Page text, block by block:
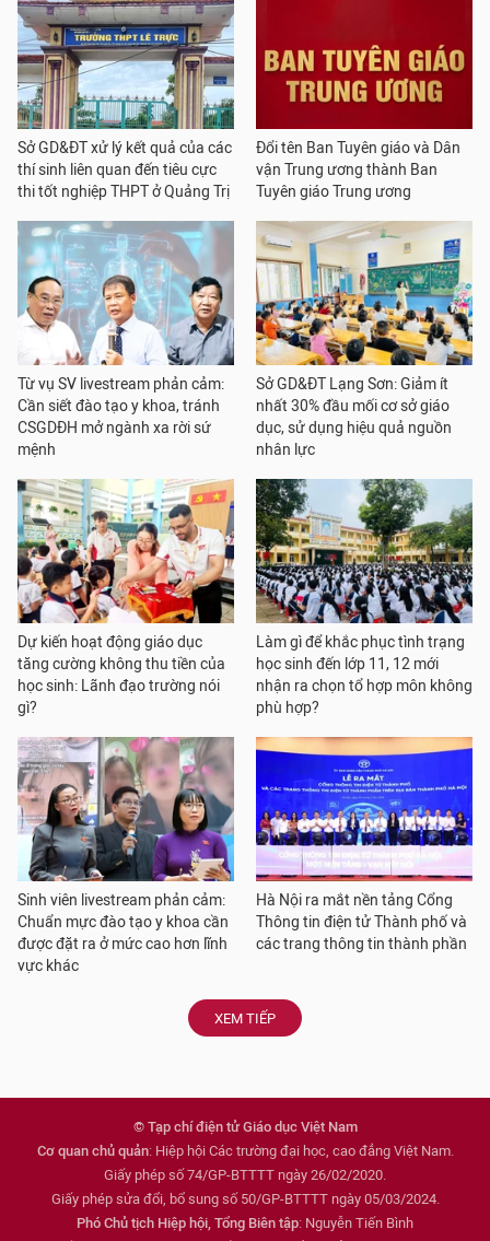
Sở GD&ĐT xử lý kết quả của các
thí sinh liên quan đến tiêu cực
thi tốt nghiệp THPT ở Quảng Trị
Đổi tên Ban Tuyên giáo và Dân
vận Trung ương thành Ban
Tuyên giáo Trung ương
Từ vụ SV livestream phản cảm:
Cần siết đào tạo y khoa, tránh
CSGDĐH mở ngành xa rời sứ
mệnh
Sở GD&ĐT Lạng Sơn: Giảm ít
nhất 30% đầu mối cơ sở giáo
dục, sử dụng hiệu quả nguồn
nhân lực
Dự kiến hoạt động giáo dục
tăng cường không thu tiền của
học sinh: Lãnh đạo trường nói
gì?
Làm gì để khắc phục tình trạng
học sinh đến lớp 11, 12 mới
nhận ra chọn tổ hợp môn không
phù hợp?
Sinh viên livestream phản cảm:
Chuẩn mực đào tạo y khoa cần
được đặt ra ở mức cao hơn lĩnh
vực khác
Hà Nội ra mắt nền tảng Cổng
Thông tin điện tử Thành phố và
các trang thông tin thành phần
XEM TIẾP
© Tạp chí điện tử Giáo dục Việt Nam
Cơ quan chủ quản: Hiệp hội Các trường đại học, cao đẳng Việt Nam.
Giấy phép số 74/GP-BTTTT ngày 26/02/2020.
Giấy phép sửa đổi, bổ sung số 50/GP-BTTTT ngày 05/03/2024.
Phó Chủ tịch Hiệp hội, Tổng Biên tập: Nguyễn Tiến Bình